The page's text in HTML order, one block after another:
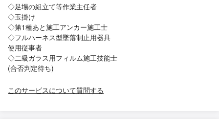
◇足場の組立て等作業主任者
◇玉掛け
◇第1種あと施工アンカー施工士
◇フルハーネス型墜落制止用器具
使用従事者
◇二級ガラス用フィルム施工技能士
(合否判定待ち)
このサービスについて質問する